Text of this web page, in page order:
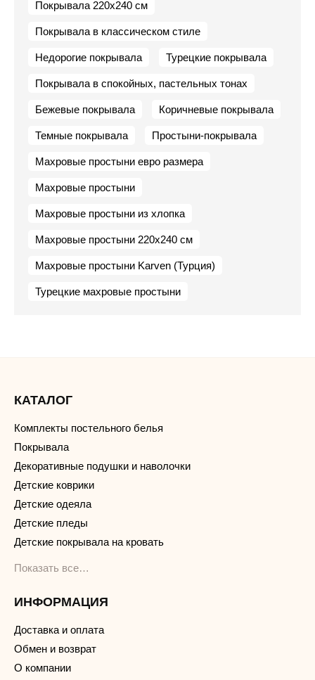
Покрывала 220х240 см
Покрывала в классическом стиле
Недорогие покрывала Турецкие покрывала
Покрывала в спокойных, пастельных тонах
Бежевые покрывала Коричневые покрывала
Темные покрывала Простыни-покрывала
Махровые простыни евро размера
Махровые простыни
Махровые простыни из хлопка
Махровые простыни 220х240 см
Махровые простыни Karven (Турция)
Турецкие махровые простыни
КАТАЛОГ
Комплекты постельного белья
Покрывала
Декоративные подушки и наволочки
Детские коврики
Детские одеяла
Детские пледы
Детские покрывала на кровать
Показать все…
ИНФОРМАЦИЯ
Доставка и оплата
Обмен и возврат
О компании